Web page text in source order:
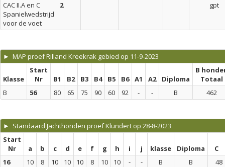
CAC II.A en C
Spanielwedstrijd
voor de voet
2 gpt
► MAP proef Rilland Kreekrak gebied op 11-9-2023
Klasse
Start
Nr
B1 B2 B3 B4 B5 B6 A1 A2 Diploma
B
Totaal
B
56 80 65 75 90 60 92 - - B 462
► Standaard Jachthonden proef Klundert op 28-8-2023
Start
Nr
a b c d e f g h i j klasse Diploma
C
16
10 8 10 10 10 8 10 10 - - B B 48